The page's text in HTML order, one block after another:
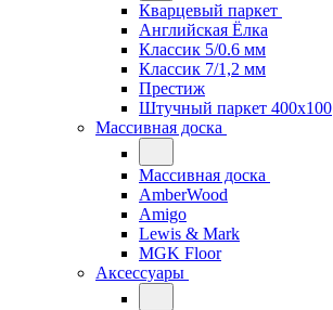
Кварцевый паркет
Английская Ёлка
Классик 5/0.6 мм
Классик 7/1,2 мм
Престиж
Штучный паркет 400x100
Массивная доска
Массивная доска
AmberWood
Amigo
Lewis & Mark
MGK Floor
Аксессуары